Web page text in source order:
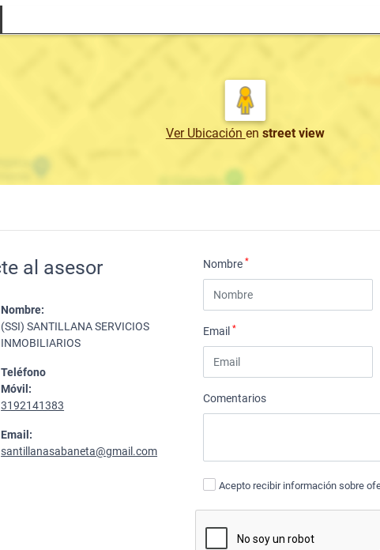
Ver Ubicación en street view
al asesor
Nombre:
(SSI) SANTILLANA SERVICIOS
INMOBILIARIOS
Teléfono
Móvil:
3192141383
Email:
santillanasabaneta@gmail.com
Nombre*
Email*
Comentarios
Acepto recibir información sobre